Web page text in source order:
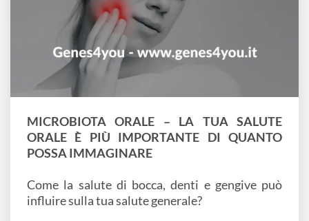
MICROBIOTA ORALE – LA TUA SALUTE
ORALE È PIÙ IMPORTANTE DI QUANTO
POSSA IMMAGINARE
Come la salute di bocca, denti e gengive può
influire sulla tua salute generale?